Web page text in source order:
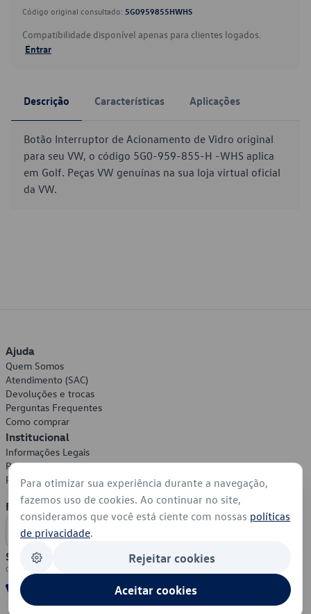
Código original consultado: 5G0959855HWHS
Compatibilidade disponível apenas para clientes logados.
Entrar
Descrição Características Aplicações
Botão Interruptor de Acionamento de Vidro original
para seu VW, o código 5G0-959-855-H -WHS aplica
em Golf. Peças VW genuínas na sua loja virtual oficial
da VW.
Ajuda
Quem Somos
Atendimento (SAC)
Devoluções e trocas
Perguntas Frequentes
Como comprar
Institucional
Informações Legais
Política de Privacidade
Política de Cookies
Formas de Pagamento
Segurança
Para otimizar sua experiência durante a navegação,
fazemos uso de cookies. Ao continuar no site,
consideramos que você está ciente com nossas políticas
de privacidade.
Rejeitar cookies
Aceitar cookies